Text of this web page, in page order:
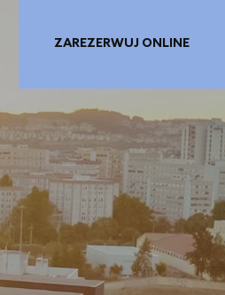
PRIVILEGE CARD
ZAREZERWUJ ONLINE